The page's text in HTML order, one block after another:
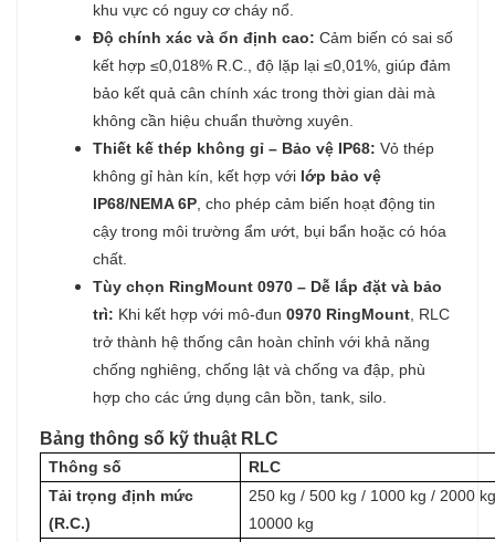
khu vực có nguy cơ cháy nổ.
Độ chính xác và ổn định cao: Cảm biến có sai số
kết hợp ≤0,018% R.C., độ lặp lại ≤0,01%, giúp đảm
bảo kết quả cân chính xác trong thời gian dài mà
không cần hiệu chuẩn thường xuyên.
Thiết kế thép không gỉ – Bảo vệ IP68: Vỏ thép
không gỉ hàn kín, kết hợp với lớp bảo vệ
IP68/NEMA 6P , cho phép cảm biến hoạt động tin
cậy trong môi trường ẩm ướt, bụi bẩn hoặc có hóa
chất.
Tùy chọn RingMount 0970 – Dễ lắp đặt và bảo
trì: Khi kết hợp với mô-đun 0970 RingMount , RLC
trở thành hệ thống cân hoàn chỉnh với khả năng
chống nghiêng, chống lật và chống va đập, phù
hợp cho các ứng dụng cân bồn, tank, silo.
Bảng thông số kỹ thuật RLC
Thông số
RLC
Tải trọng định mức
(R.C.)
250 kg / 500 kg / 1000 kg / 2000
10000 kg